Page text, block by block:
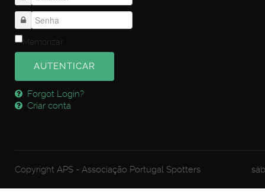
Memorizar
AUTENTICAR
Forgot Login?
Criar conta
Copyright APS - Associação Portugal Spotters